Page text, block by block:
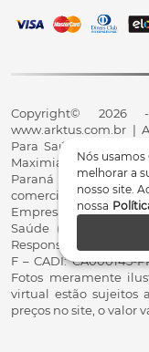
Nós usamos
melhorar a
nosso site.
nossa
Copyright© 2026
www.arktus.com.br |
Para Saúde Ltda |
Maximiano, 107,
Paraná - CEP
Empresa - AFE/
Saúde (Correlatos):
Responsável Técnico
F – CADI: CA000145-
Fotos meramente
virtual estão sujeitos
preços no site, o valor